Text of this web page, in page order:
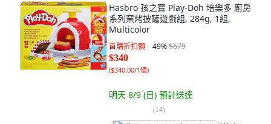
Hasbro 孩之寶 Play-Doh 培樂多 廚房
系列窯烤披薩遊戲組, 284g, 1組,
Multicolor
首購折扣價 49%$679
$340
($340.00/1個)
明天 8/9 (日) 預計送達
(14)